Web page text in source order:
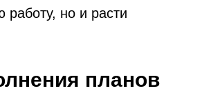
работу, но и расти
планов